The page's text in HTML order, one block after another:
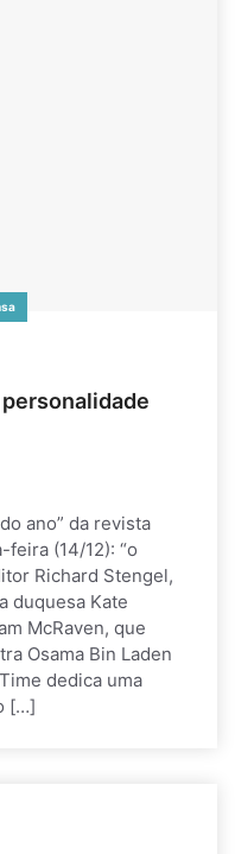
ano” da revista
(14/12): “o
Richard Stengel,
duquesa Kate
McRaven, que
Osama Bin Laden
dedica uma
[…]